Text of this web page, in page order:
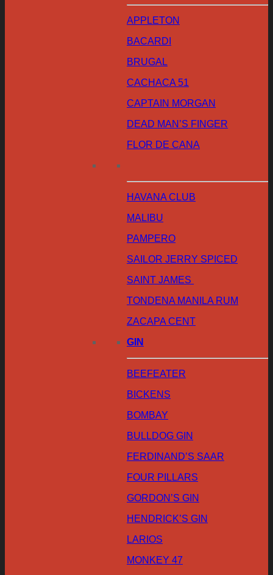
APPLETON
BACARDI
BRUGAL
CACHACA 51
CAPTAIN MORGAN
DEAD MAN’S FINGER
FLOR DE CANA
HAVANA CLUB
MALIBU
PAMPERO
SAILOR JERRY SPICED
SAINT JAMES
TONDENA MANILA RUM
ZACAPA CENT
GIN
BEEFEATER
BICKENS
BOMBAY
BULLDOG GIN
FERDINAND’S SAAR
FOUR PILLARS
GORDON’S GIN
HENDRICK’S GIN
LARIOS
MONKEY 47